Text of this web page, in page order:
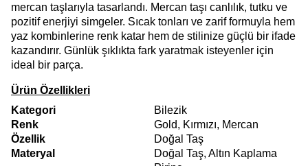
mercan taşlarıyla tasarlandı. Mercan taşı canlılık, tutku ve
pozitif enerjiyi simgeler. Sıcak tonları ve zarif formuyla hem
yaz kombinlerine renk katar hem de stilinize güçlü bir ifade
kazandırır. Günlük şıklıkta fark yaratmak isteyenler için
ideal bir parça.
Ürün Özellikleri
Kategori
Bilezik
Renk
Gold, Kırmızı, Mercan
Özellik
Doğal Taş
Materyal
Doğal Taş, Altın Kaplama